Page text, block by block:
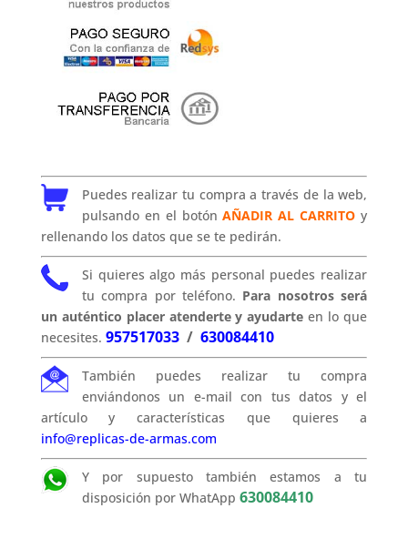
Puedes realizar tu compra a través de la web,
pulsando en el botónAÑADIR AL CARRITO y
rellenando los datos que se te pedirán.
Si quieres algo más personal puedes realizar
tu compra por teléfono. Para nosotros será
un auténtico placer atenderte y ayudarte en lo que
necesites. 957517033/ 630084410
También puedes realizar tu compra
enviándonos un e-mail con tus datos y el
artículo y características que quieres a
info@replicas-de-armas.com
Y por supuesto también estamos a tu
disposición por WhatApp 630084410